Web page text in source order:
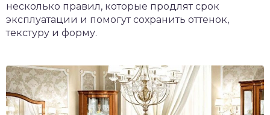
несколько правил, которые продлят срок
эксплуатации и помогут сохранить оттенок,
текстуру и форму.